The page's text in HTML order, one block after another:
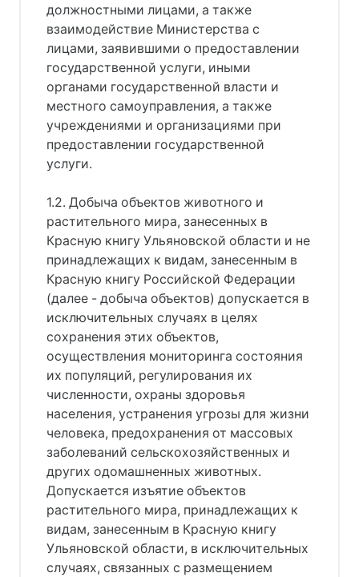
должностными лицами, а также
взаимодействие Министерства с
лицами, заявившими о предоставлении
государственной услуги, иными
органами государственной власти и
местного самоуправления, а также
учреждениями и организациями при
предоставлении государственной
услуги.
1.2. Добыча объектов животного и
растительного мира, занесенных в
Красную книгу Ульяновской области и не
принадлежащих к видам, занесенным в
Красную книгу Российской Федерации
(далее - добыча объектов) допускается в
исключительных случаях в целях
сохранения этих объектов,
осуществления мониторинга состояния
их популяций, регулирования их
численности, охраны здоровья
населения, устранения угрозы для жизни
человека, предохранения от массовых
заболеваний сельскохозяйственных и
других одомашненных животных.
Допускается изъятие объектов
растительного мира, принадлежащих к
видам, занесенным в Красную книгу
Ульяновской области, в исключительных
случаях, связанных с размещением